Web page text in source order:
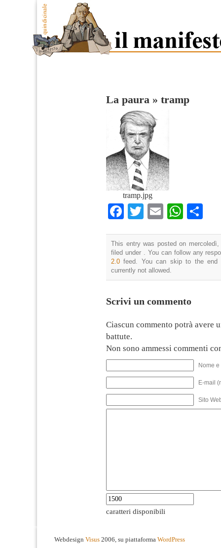
La paura » tramp
tramp.jpg
Facebook
TwitterEmail
This entry was posted on
filed under . You can follow any
2.0 feed. You can skip to the end
currently not allowed.
Scrivi un commento
Ciascun commento potrà avere
battute.
Non sono ammessi commenti
Nome
E-mail
Sito
caratteri disponibili
Webdesign Visus 2006, su piattaforma WordPress